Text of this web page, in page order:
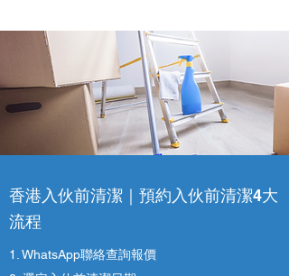
香港入伙前清潔｜預約入伙前清潔4大
流程
1. WhatsApp聯絡查詢報價